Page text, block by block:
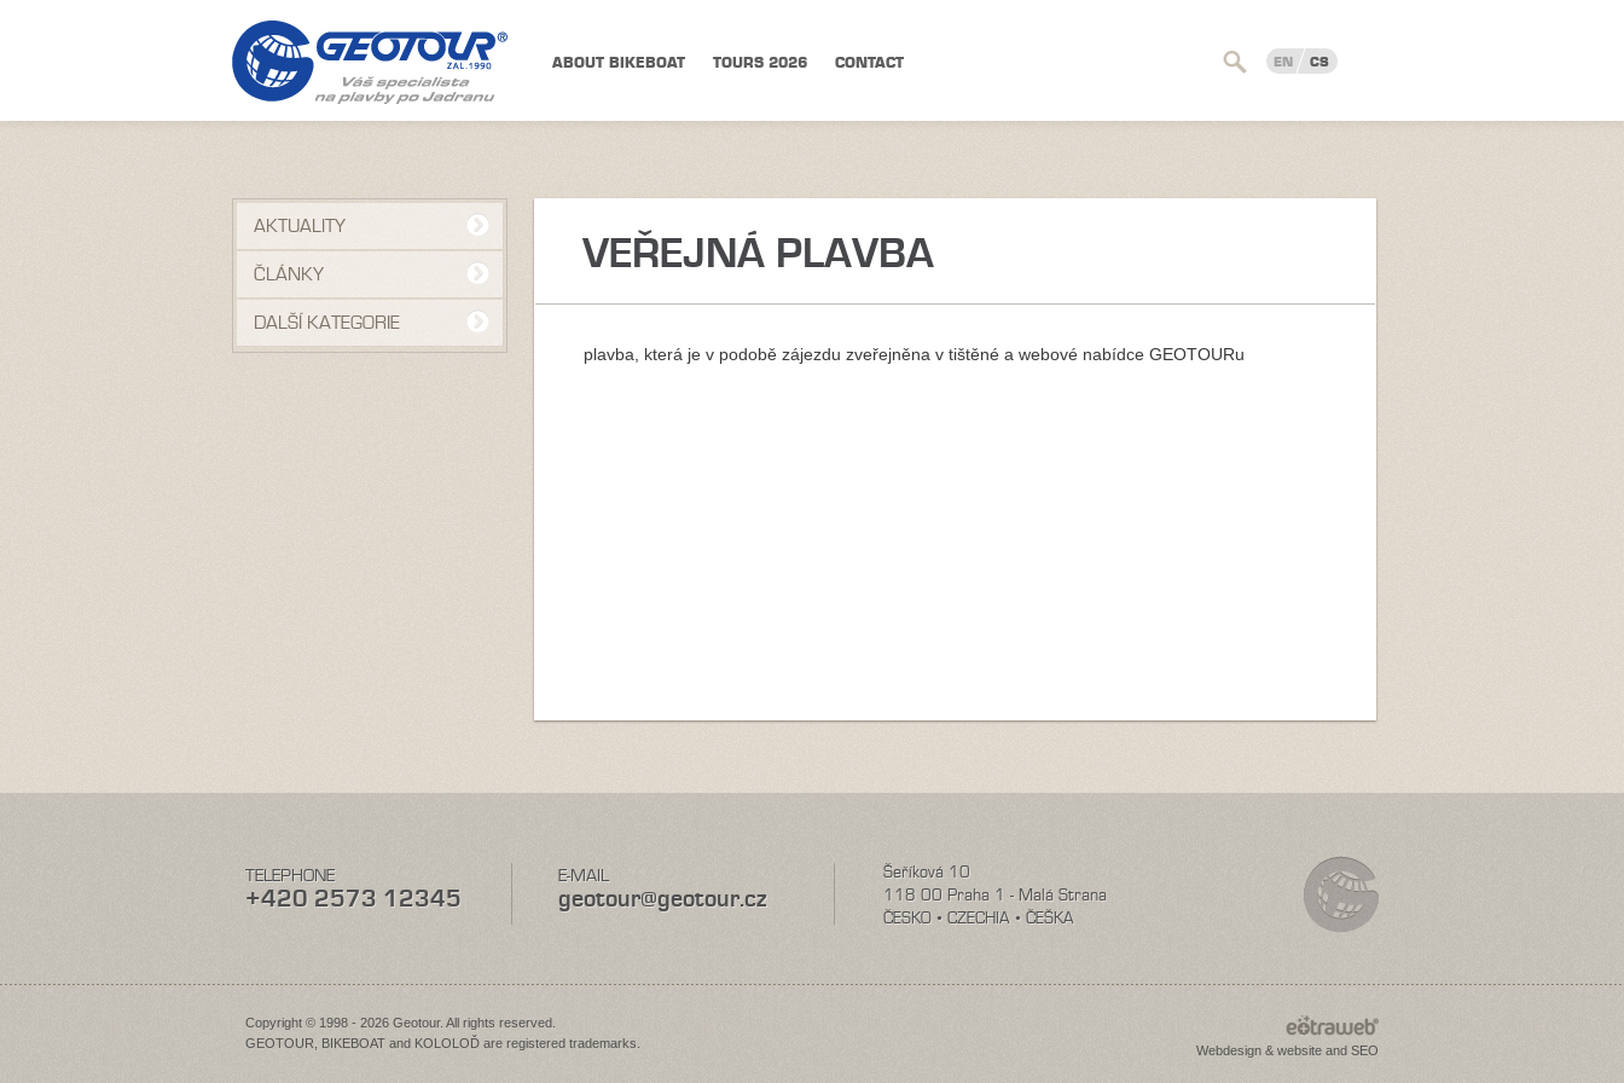
ABOUT BIKEBOAT TOURS 2026 CONTACT EN CS
AKTUALITY
ČLÁNKY
DALŠÍ KATEGORIE
VEŘEJNÁ PLAVBA
plavba, která je v podobě zájezdu zveřejněna v tištěné a webové nabídce GEOTOURu
TELEPHONE
+420 2573 12345
E-MAIL
geotour@geotour.cz
Šeříková 10
118 00 Praha 1 - Malá Strana
ČESKO • CZECHIA • ČEŠKA
Copyright © 1998 - 2026 Geotour. All rights reserved.
GEOTOUR, BIKEBOAT and KOLOLOĎ are registered trademarks.
Webdesign & website and SEO